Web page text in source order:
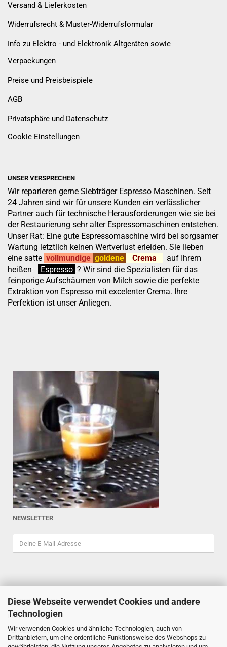
Diese Webseite verwendet Cookies und andere
Technologien
Wir verwenden Cookies und ähnliche Technologien, auch von
Drittanbietern, um eine ordentliche Funktionsweise des Webshops zu
Versand & Lieferkosten
Widerrufsrecht & Muster-Widerrufsformular
Info zu Elektro - und Elektronik Altgeräten sowie
Verpackungen
Preise und Preisbeispiele
AGB
Privatsphäre und Datenschutz
Cookie Einstellungen
UNSER VERSPRECHEN
Wir reparieren gerne Siebträger Espresso Maschinen. Seit
24 Jahren sind wir für unsere Kunden ein verlässlicher
Partner auch für technische Herausforderungen wie sie bei
der Restaurierung sehr alter Espressomaschinen entstehen.
Unser Rat: Eine gute Espressomaschine wird bei sorgsamer
Wartung letztlich keinen Wertverlust erleiden. Sie lieben
eine satte vollmundige goldene Crema
auf Ihrem
heißen
Espresso ? Wir sind die Spezialisten für das
feinporige Aufschäumen von Milch sowie die perfekte
Extraktion von Espresso mit excelenter Crema. Ihre
Perfektion ist unser Anliegen.
NEWSLETTER
ESPRESSOINDEX
Reiner Schiefler
Tel. 0201/87898333
espressoindex @gmx.de